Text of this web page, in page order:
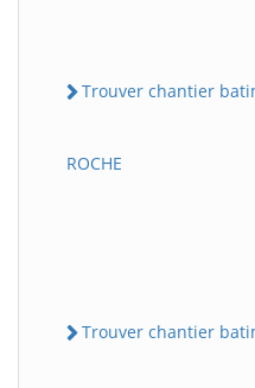
Trouver chantier
ROCHE
Trouver chantier